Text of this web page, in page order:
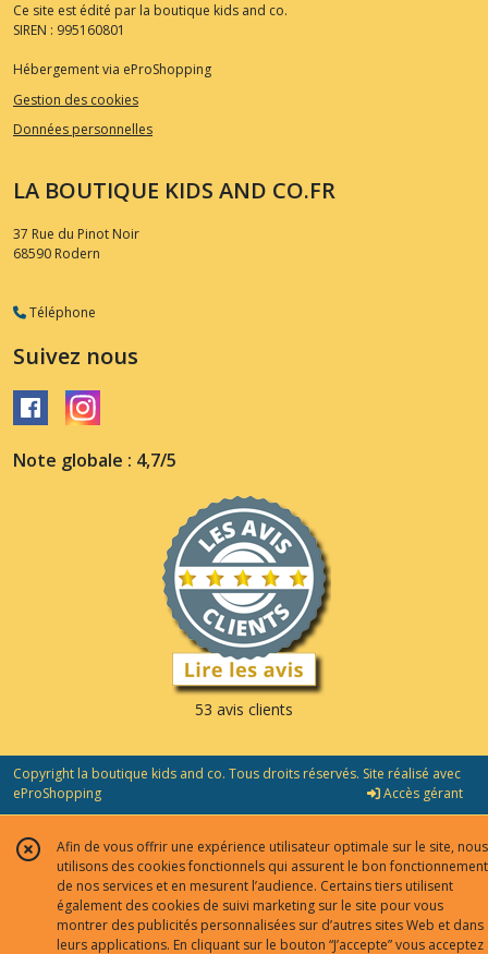
Ce site est édité par la boutique kids and co.
SIREN : 995160801
Hébergement via eProShopping
Gestion des cookies
Données personnelles
LA BOUTIQUE KIDS AND CO.FR
37 Rue du Pinot Noir
68590 Rodern
Téléphone
Suivez nous
Note globale : 4,7/5
53 avis clients
Copyright la boutique kids and co. Tous droits réservés. Site réalisé avec
eProShopping
Accès gérant
Afin de vous offrir une expérience utilisateur optimale sur le site, nous
utilisons des cookies fonctionnels qui assurent le bon fonctionnement
de nos services et en mesurent l’audience. Certains tiers utilisent
également des cookies de suivi marketing sur le site pour vous
montrer des publicités personnalisées sur d’autres sites Web et dans
leurs applications. En cliquant sur le bouton “J’accepte” vous acceptez